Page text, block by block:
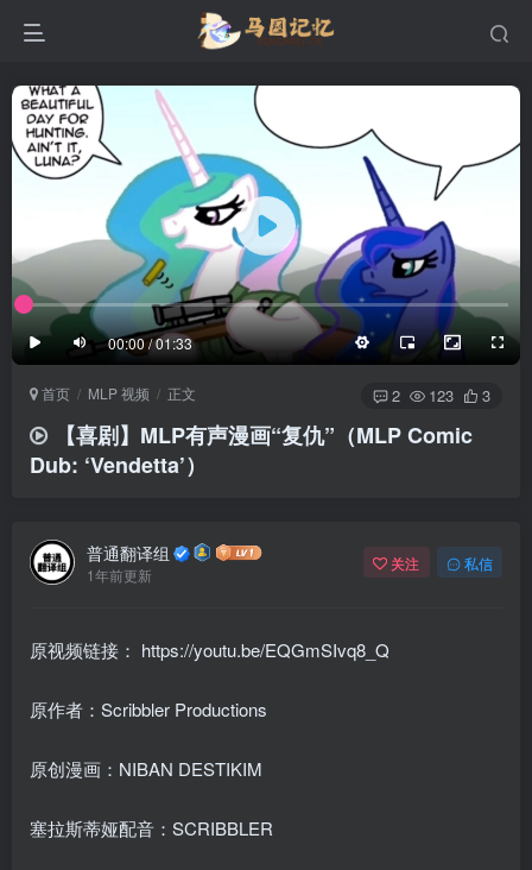
00:00 / 01:33
滚动
底部
防止弹幕重叠
同步视频速度
100%
1/4 半屏 3/4 满屏
3/4
25px
极慢 适中 极快
适中
滚动顶部 底部
发送
首页 MLP 视频 正文 2 123 3
【喜剧】MLP有声漫画“复仇”（MLP Comic
Dub: ‘Vendetta’）
普通翻译组
1年前更新
关注 私信
原视频链接： https://youtu.be/EQGmSIvq8_Q
原作者：Scribbler Productions
原创漫画：NIBAN DESTIKIM
塞拉斯蒂娅配音：SCRIBBLER